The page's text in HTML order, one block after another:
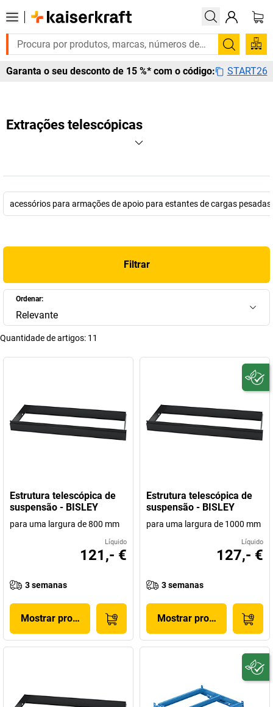
Garanta o seu desconto de 15 %* com o código: START26
Extrações telescópicas
acessórios para armações de apoio para estantes de cargas pesadas
Filtrar
Ordenar:
Relevante
Quantidade de artigos: 11
Estrutura telescópica de
suspensão - BISLEY
para uma largura de 800 mm
Líquido
121,- €
3 semanas
Mostrar produto
Estrutura telescópica de
suspensão - BISLEY
para uma largura de 1000 mm
Líquido
127,- €
3 semanas
Mostrar produto